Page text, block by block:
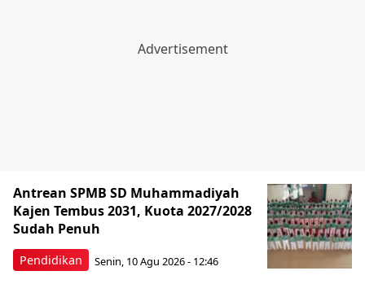
Pendidikan
Antrean SPMB SD Muhammadiyah
Kajen Tembus 2031, Kuota 2027/2028
Sudah Penuh
Senin, 10 Agu 2026 - 12:46